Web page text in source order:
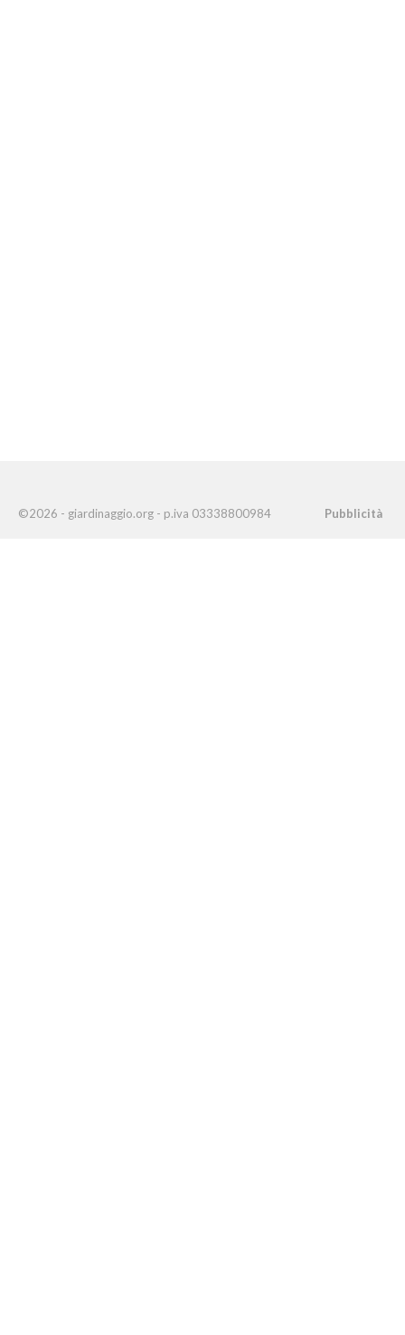
©2026 - giardinaggio.org - p.iva 03338800984 Pubblicità